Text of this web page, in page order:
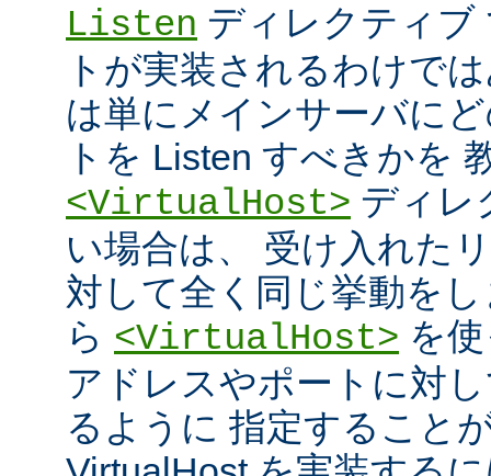
Listen ディレクティブ
トが実装されるわけで
は単にメインサーバに
トを Listen すべきかを
<VirtualHost> ディレ
い場合は、 受け入れた
対して全く同じ挙動を
ら <VirtualHost> を
アドレスやポートに対
るように 指定すること